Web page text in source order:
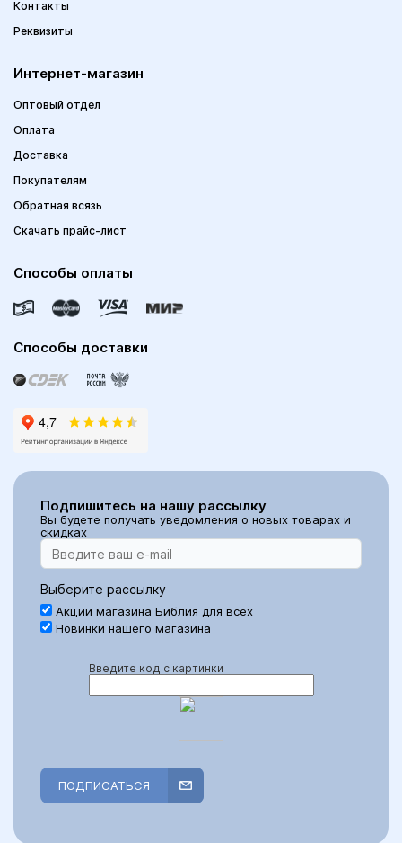
Контакты
Реквизиты
Интернет-магазин
Оптовый отдел
Оплата
Доставка
Покупателям
Обратная всязь
Скачать прайс-лист
Способы оплаты
Способы доставки
Подпишитесь на нашу рассылку
Вы будете получать уведомления о новых товарах и
скидках
Выберите рассылку
Акции магазина Библия для всех
Новинки нашего магазина
Введите код с картинки
ПОДПИСАТЬСЯ